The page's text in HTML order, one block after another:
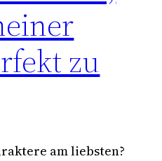
zu
am liebsten?